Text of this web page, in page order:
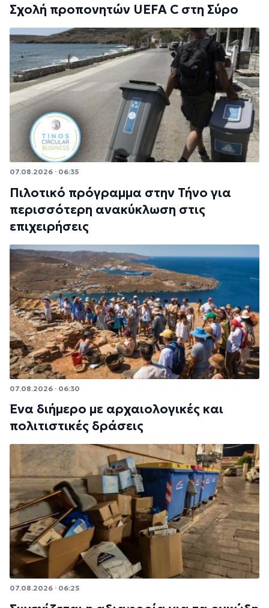
Σχολή προπονητών UEFA C στη Σύρο
07.08.2026 · 06:35
Πιλοτικό πρόγραμμα στην Τήνο για
περισσότερη ανακύκλωση στις
επιχειρήσεις
07.08.2026 · 06:30
Ένα διήμερο με αρχαιολογικές και
πολιτιστικές δράσεις
07.08.2026 · 06:25